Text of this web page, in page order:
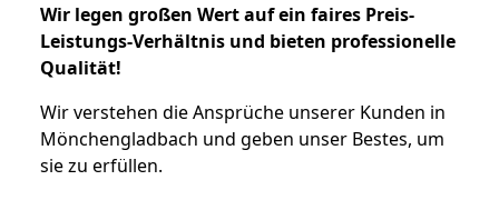
Wir legen großen Wert auf ein faires Preis-
Leistungs-Verhältnis und bieten professionelle
Qualität!
Wir verstehen die Ansprüche unserer Kunden in
Mönchengladbach und geben unser Bestes, um
sie zu erfüllen.